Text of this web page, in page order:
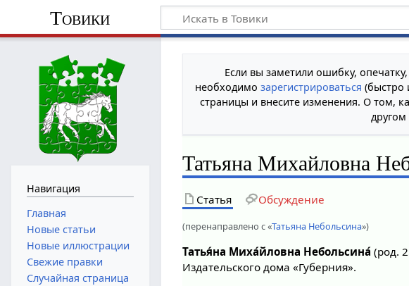
Товики
Если вы заметили ошибку,
необходимозарегистрироваться (быстро
страницы и внесите изменения. О том,
Татьяна Михайловна
Статья Обсуждение
(перенаправлено с «Татьяна Небольсина»)
Татья́на Миха́йловна Небольсина́ (род.
Издательского дома «Губерния».
Навигация
Главная
Новые статьи
Новые иллюстрации
Свежие правки
Случайная страница